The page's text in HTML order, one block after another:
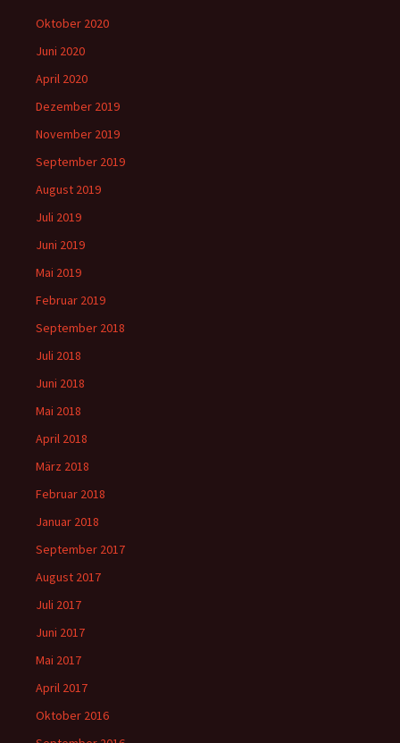
Oktober 2020
Juni 2020
April 2020
Dezember 2019
November 2019
September 2019
August 2019
Juli 2019
Juni 2019
Mai 2019
Februar 2019
September 2018
Juli 2018
Juni 2018
Mai 2018
April 2018
März 2018
Februar 2018
Januar 2018
September 2017
August 2017
Juli 2017
Juni 2017
Mai 2017
April 2017
Oktober 2016